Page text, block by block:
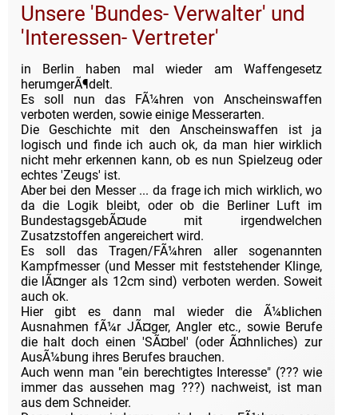
Unsere 'Bundes- Verwalter' und
'Interessen- Vertreter'
in Berlin haben mal wieder am Waffengesetz
herumgerÃ¶delt.
Es soll nun das FÃ¼hren von Anscheinswaffen
verboten werden, sowie einige Messerarten.
Die Geschichte mit den Anscheinswaffen ist ja
logisch und finde ich auch ok, da man hier wirklich
nicht mehr erkennen kann, ob es nun Spielzeug oder
echtes 'Zeugs' ist.
Aber bei den Messer ... da frage ich mich wirklich, wo
da die Logik bleibt, oder ob die Berliner Luft im
BundestagsgebÃ¤ude mit irgendwelchen
Zusatzstoffen angereichert wird.
Es soll das Tragen/FÃ¼hren aller sogenannten
Kampfmesser (und Messer mit feststehender Klinge,
die lÃ¤nger als 12cm sind) verboten werden. Soweit
auch ok.
Hier gibt es dann mal wieder die Ã¼blichen
Ausnahmen fÃ¼r JÃ¤ger, Angler etc., sowie Berufe
die halt doch einen 'SÃ¤bel' (oder Ã¤hnliches) zur
AusÃ¼bung ihres Berufes brauchen.
Auch wenn man "ein berechtigtes Interesse" (??? wie
immer das aussehen mag ???) nachweist, ist man
aus dem Schneider.